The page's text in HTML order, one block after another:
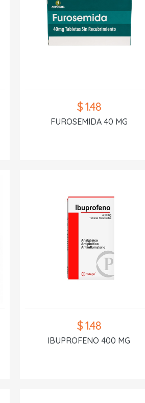
$ 1.48
FUROSEMIDA 40 MG
$ 1.48
IBUPROFENO 400 MG